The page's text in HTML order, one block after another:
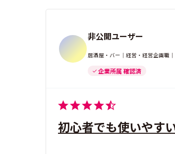
非公開ユーザー
居酒屋・バー｜経営・経営企画職
企業所属 確認済
初心者でも使いやす